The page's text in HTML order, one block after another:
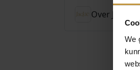
We
Over Jackie